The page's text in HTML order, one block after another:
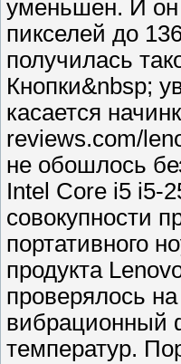
уменьшен. И он
пикселей до
получилась
Кнопки&nbsp;
касается
reviews.com/
не обошлось
Intel Core i5 i5-
совокупности
портативного
продукта
проверялось
вибрационный
температур.